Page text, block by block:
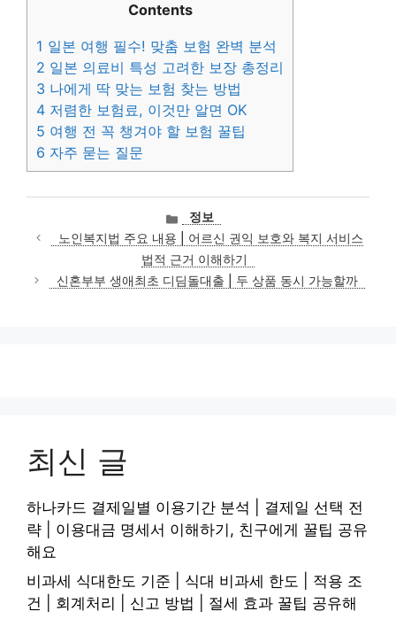
Contents
1 일본 여행 필수! 맞춤 보험 완벽 분석
2 일본 의료비 특성 고려한 보장 총정리
3 나에게 딱 맞는 보험 찾는 방법
4 저렴한 보험료, 이것만 알면 OK
5 여행 전 꼭 챙겨야 할 보험 꿀팁
6 자주 묻는 질문
카
테
고
리
정보
노인복지법 주요 내용 | 어르신 권익 보호와 복지 서비스
법적 근거 이해하기
신혼부부 생애최초 디딤돌대출 | 두 상품 동시 가능할까
최신 글
하나카드 결제일별 이용기간 분석 | 결제일 선택 전
략 | 이용대금 명세서 이해하기, 친구에게 꿀팁 공유
해요
비과세 식대한도 기준 | 식대 비과세 한도 | 적용 조
건 | 회계처리 | 신고 방법 | 절세 효과 꿀팁 공유해